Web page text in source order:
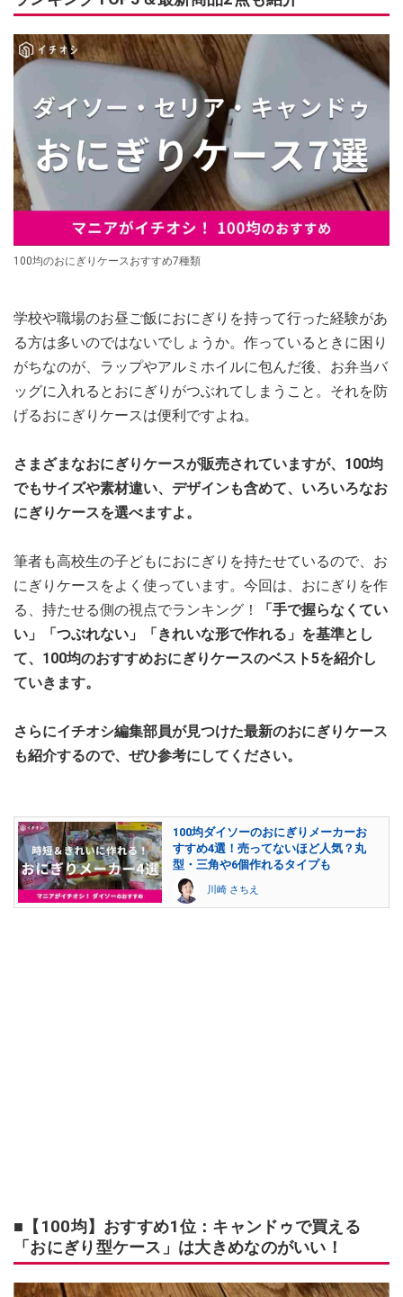
100均のおにぎりケースおすすめ7種類
学校や職場のお昼ご飯におにぎりを持って行った経験があ
る方は多いのではないでしょうか。作っているときに困り
がちなのが、ラップやアルミホイルに包んだ後、お弁当バ
ッグに入れるとおにぎりがつぶれてしまうこと。それを防
げるおにぎりケースは便利ですよね。
さまざまなおにぎりケースが販売されていますが、100均
でもサイズや素材違い、デザインも含めて、いろいろなお
にぎりケースを選べますよ。
筆者も高校生の子どもにおにぎりを持たせているので、お
にぎりケースをよく使っています。今回は、おにぎりを作
る、持たせる側の視点でランキング！
「手で握らなくてい
い」「つぶれない」「きれいな形で作れる」を基準とし
て、100均のおすすめおにぎりケースのベスト5を紹介し
ていきます。
さらにイチオシ編集部員が見つけた最新のおにぎりケース
も紹介するので、ぜひ参考にしてください。
100均ダイソーのおにぎりメーカーお
すすめ4選！売ってないほど人気？丸
型・三角や6個作れるタイプも
川崎 さちえ
■【100均】おすすめ1位：キャンドゥで買える
「おにぎり型ケース」は大きめなのがいい！